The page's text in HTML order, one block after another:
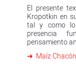
El presente
Kropotkin en
tal y como lo
presencia
pensamiento
Maíz